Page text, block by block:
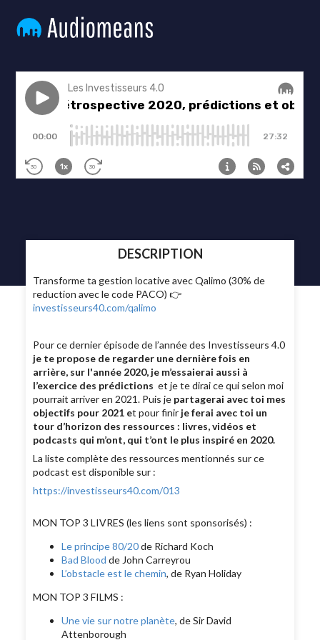
DESCRIPTION
Transforme ta gestion locative avec Qalimo (30% de
reduction avec le code PACO) 👉
investisseurs40.com/qalimo
Pour ce dernier épisode de l’année des Investisseurs 4.0
je te propose de regarder une dernière fois en
arrière, sur l'année 2020, je m’essaierai aussi à
l’exercice des prédictions et je te dirai ce qui selon moi
pourrait arriver en 2021. Puis je partagerai avec toi mes
objectifs pour 2021 et pour finir je ferai avec toi un
tour d’horizon des ressources : livres, vidéos et
podcasts qui m’ont, qui t’ont le plus inspiré en 2020.
La liste complète des ressources mentionnés sur ce
podcast est disponible sur :
https://investisseurs40.com/013
MON TOP 3 LIVRES (les liens sont sponsorisés) :
Le principe 80/20de Richard Koch
Bad Blood de John Carreyrou
L’obstacle est le chemin, de Ryan Holiday
MON TOP 3 FILMS :
Une vie sur notre planète, de Sir David
Attenborough